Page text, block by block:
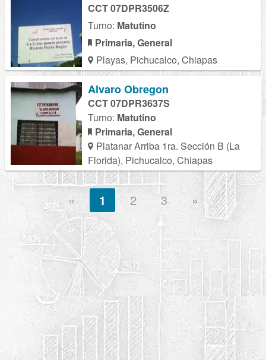
CCT 07DPR3506Z
Turno: Matutino
Primaria, General
Playas, Pichucalco, Chiapas
Alvaro Obregon
CCT 07DPR3637S
Turno: Matutino
Primaria, General
Platanar Arriba 1ra. Sección B (La
Florida), Pichucalco, Chiapas
« 1 2 3 »